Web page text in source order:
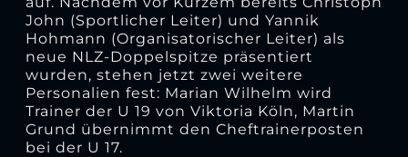
John (Sportlicher Leiter) und Yannik
Hohmann (Organisatorischer Leiter) als
neue NLZ-Doppelspitze präsentiert
wurden, stehen jetzt zwei weitere
Personalien fest: Marian Wilhelm wird
Trainer der U 19 von Viktoria Köln, Martin
Grund übernimmt den Cheftrainerposten
bei der U 17.